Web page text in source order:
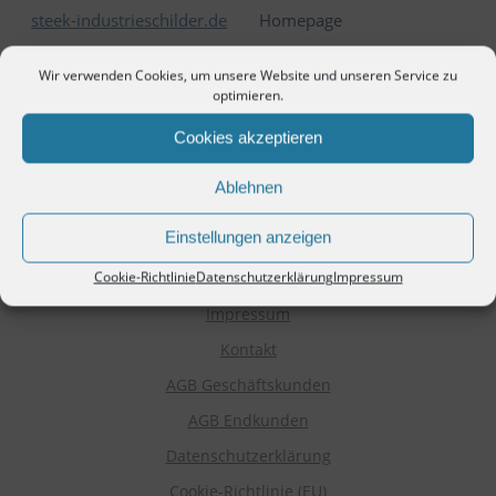
Wir verwenden Cookies, um unsere Website und unseren Service zu
optimieren.
Cookies akzeptieren
Ablehnen
Einstellungen anzeigen
Cookie-RichtlinieDatenschutzerklärungImpressum
steek-industrieschilder.de Homepage
Impressum
Kontakt
AGB Geschäftskunden
AGB Endkunden
Datenschutzerklärung
Cookie-Richtlinie (EU)